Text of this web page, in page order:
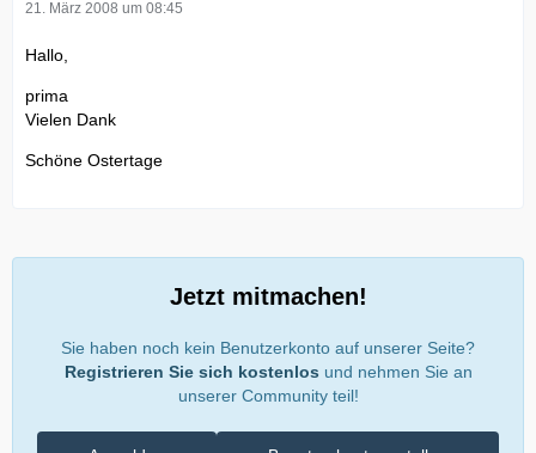
21. März 2008 um 08:45
Hallo,
prima
Vielen Dank
Schöne Ostertage
Jetzt mitmachen!
Sie haben noch kein Benutzerkonto auf unserer Seite?
Registrieren Sie sich kostenlos und nehmen Sie an
unserer Community teil!